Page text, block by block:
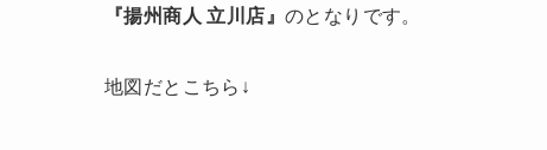
『揚州商人 立川店』 のとなりです。
地図だとこちら↓